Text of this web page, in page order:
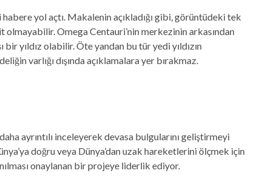
yol açtı. Makalenin açıkladığı gibi, görüntüdeki tek
olmayabilir. Omega Centauri’nin merkezinin arkasından
bir yıldız olabilir. Öte yandan bu tür yedi yıldızın
varlığı dışında açıklamalara yer bırakmaz.
ayrıntılı inceleyerek devasa bulgularını geliştirmeyi
doğru veya Dünya’dan uzak hareketlerini ölçmek için
onaylanan bir projeye liderlik ediyor.